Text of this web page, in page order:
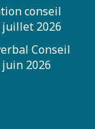
conseil
2026
Conseil
2026